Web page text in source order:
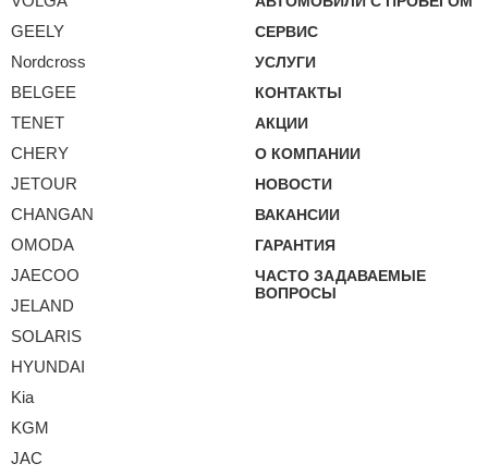
GEELY
Nordcross
BELGEE
TENET
CHERY
JETOUR
CHANGAN
OMODA
JAECOO
JELAND
SOLARIS
HYUNDAI
Kia
KGM
JAC
СЕРВИС
УСЛУГИ
КОНТАКТЫ
АКЦИИ
О КОМПАНИИ
НОВОСТИ
ВАКАНСИИ
ГАРАНТИЯ
ЧАСТО ЗАДАВАЕМЫЕ
ВОПРОСЫ